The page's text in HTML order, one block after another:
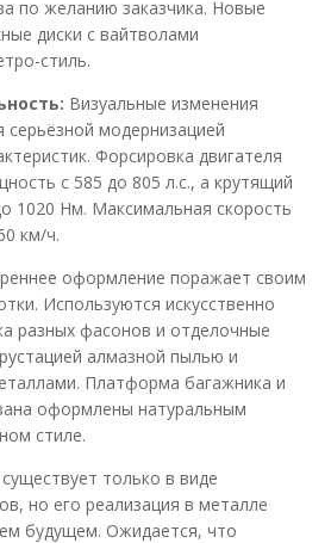
по желанию заказчика. Новые
диски с вайтволами
стиль.
Визуальные изменения
модернизацией
Форсировка двигателя
с 585 до 805 л.с., а крутящий
1020 Нм. Максимальная скорость
км/ч.
оформление поражает своим
Используются искусственно
разных фасонов и отделочные
алмазной пылью и
Платформа багажника и
оформлены натуральным
стиле.
только в виде
но его реализация в металле
будущем. Ожидается, что